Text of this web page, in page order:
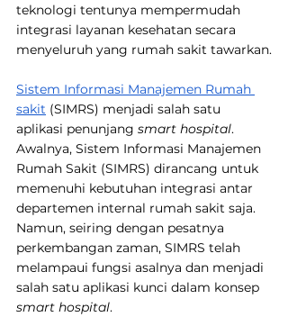
teknologi tentunya mempermudah
integrasi layanan kesehatan secara
menyeluruh yang rumah sakit tawarkan.
Sistem Informasi Manajemen Rumah
sakit (SIMRS) menjadi salah satu
aplikasi penunjang smart hospital.
Awalnya, Sistem Informasi Manajemen
Rumah Sakit (SIMRS) dirancang untuk
memenuhi kebutuhan integrasi antar
departemen internal rumah sakit saja.
Namun, seiring dengan pesatnya
perkembangan zaman, SIMRS telah
melampaui fungsi asalnya dan menjadi
salah satu aplikasi kunci dalam konsep
smart hospital.